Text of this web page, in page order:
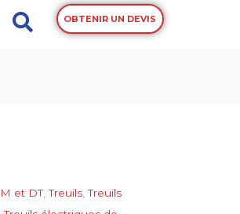
OBTENIR UN DEVIS
et DT,Treuils ,Treuils